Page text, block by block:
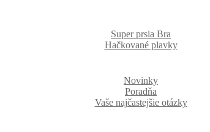
Super prsia Bra
Hačkované plavky
Novinky
Poradňa
Vaše najčastejšie otázky